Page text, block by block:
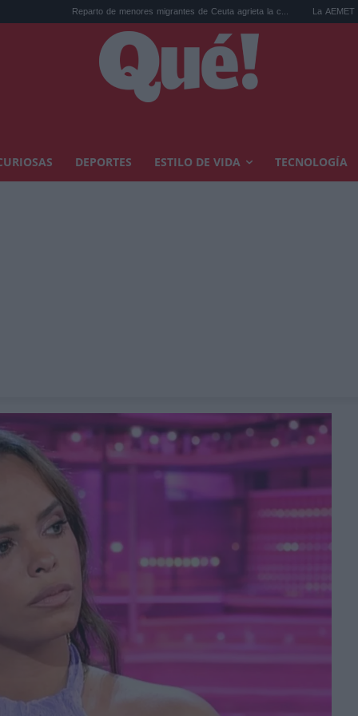
de menores migrantes de Ceuta agrieta la c... La AEMET prepara una
DEPORTES ESTILO DE VIDA TECNOLOGÍA